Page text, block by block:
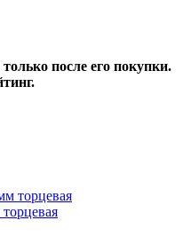
после его покупки.